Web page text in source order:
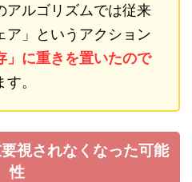
アルゴリズムでは従来
ア」というアクション
」に重きを置いたので
。
視されなくなった可能
性